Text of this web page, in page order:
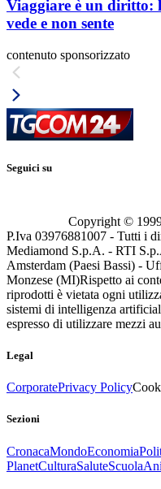
Viaggiare è un diritto:
vede e non sente
contenuto sponsorizzato
Seguici su
Copyright ©
P.Iva 03976881007 - Tutti i
Mediamond S.p.A. - RTI
Amsterdam (Paesi Bassi) -
Monzese (MI)Rispetto ai
riprodotti è vietata ogni
sistemi di intelligenza
espresso di utilizzare mezzi
Legal
CorporatePrivacy Policy
Sezioni
CronacaMondoEconomia
PlanetCulturaSaluteScuola